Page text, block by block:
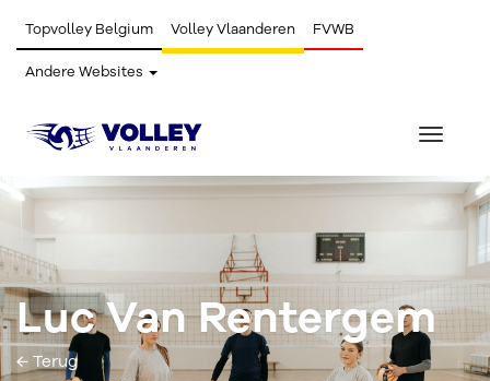
Topvolley Belgium Volley Vlaanderen FVWB
Andere Websites
Toggle
Luc Van Rentergem
← Terug